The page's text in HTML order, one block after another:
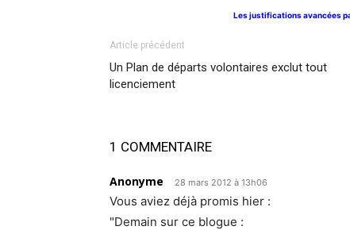
Les justifications avancées
Article précédent
Un Plan de départs volontaires exclut tout
licenciement
1 COMMENTAIRE
Anonyme 28 mars 2012 à 13h06
Vous aviez déjà promis hier :
"Demain sur ce blogue :